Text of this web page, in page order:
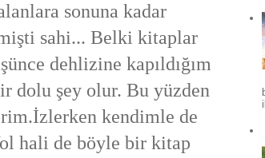
sonuna kadar
sahi... Belki kitaplar
dehlizine kapıldığım
dolu şey olur. Bu yüzden
kendimle de
hali de böyle bir kitap